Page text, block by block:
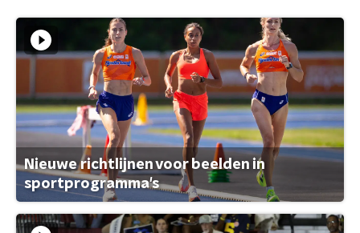
Nieuwe richtlijnen voor beelden in
sportprogramma's